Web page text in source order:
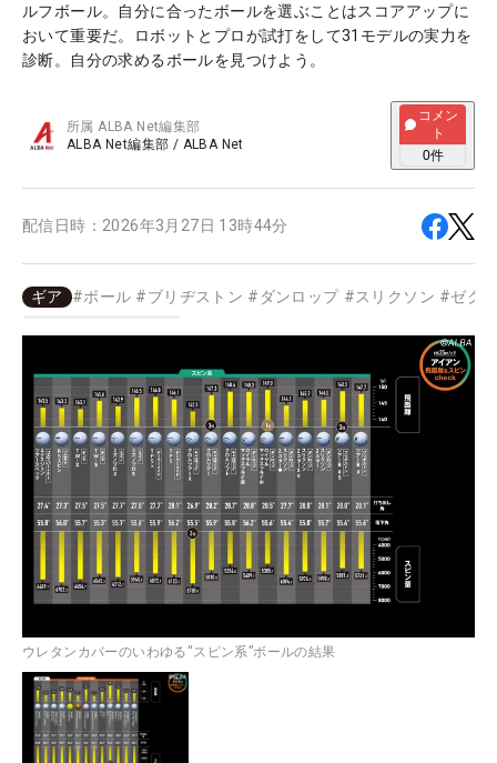
ルフボール。自分に合ったボールを選ぶことはスコアアップに
おいて重要だ。ロボットとプロが試打をして31モデルの実力を
診断。自分の求めるボールを見つけよう。
所属ALBA Net編集部
ALBA Net編集部 / ALBA Net
コメン
ト
0件
配信日時： 2026年3月27日 13時44分
ギア #ボール #ブリヂストン # ダンロップ #スリクソン #ゼク
ウレタンカバーのいわゆる“スピン系”ボールの結果